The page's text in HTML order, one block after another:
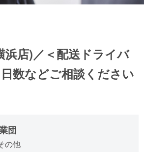
浜店)／＜配送ドライバ
数などご相談ください
団
の他